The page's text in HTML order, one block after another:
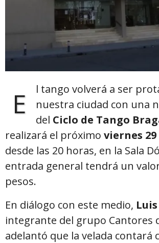
E
l tango volverá a ser
nuestra ciudad con una
del Ciclo de Tango
realizará el próximo viernes
desde las 20 horas, en la Sala
entrada general tendrá un
pesos.
En diálogo con este medio,
integrante del grupo Cantores
adelantó que la velada contará